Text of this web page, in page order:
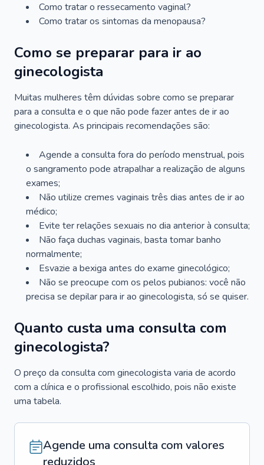
Como tratar o ressecamento vaginal?
Como tratar os sintomas da menopausa?
Como se preparar para ir ao
ginecologista
Muitas mulheres têm dúvidas sobre como se preparar
para a consulta e o que não pode fazer antes de ir ao
ginecologista. As principais recomendações são:
Agende a consulta fora do período menstrual, pois
o sangramento pode atrapalhar a realização de alguns
exames;
Não utilize cremes vaginais três dias antes de ir ao
médico;
Evite ter relações sexuais no dia anterior à consulta;
Não faça duchas vaginais, basta tomar banho
normalmente;
Esvazie a bexiga antes do exame ginecológico;
Não se preocupe com os pelos pubianos: você não
precisa se depilar para ir ao ginecologista, só se quiser.
Quanto custa uma consulta com
ginecologista?
O preço da consulta com ginecologista varia de acordo
com a clínica e o profissional escolhido, pois não existe
uma tabela.
Agende uma consulta com valores
reduzidos